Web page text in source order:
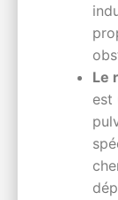
Le
est